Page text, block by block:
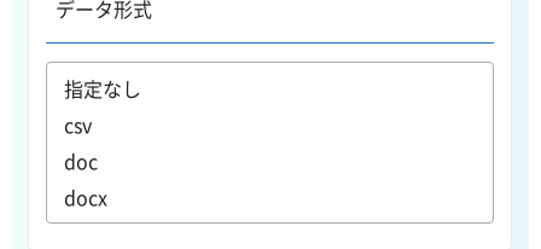
データ形式